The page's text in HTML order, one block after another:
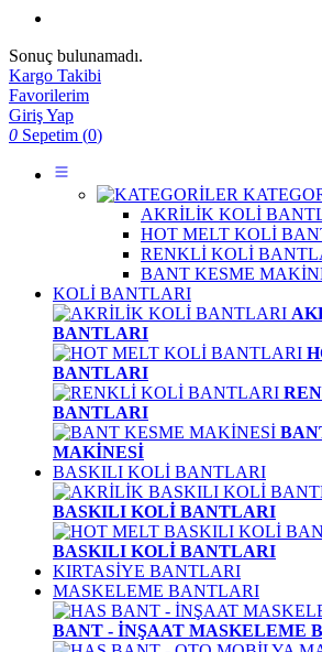
Sonuç bulunamadı.
Kargo Takibi
Favorilerim
Giriş Yap
0 Sepetim (0)
AKRİLİK KOLİ
HOT MELT KOLİ
RENKLİ KOLİ
BANT KESME
KOLİ BANTLARI
BANTLARI
BANTLARI
BANTLARI
MAKİNESİ
BASKILI KOLİ BANTLARI
BASKILI KOLİ BANTLARI
BASKILI KOLİ BANTLARI
KIRTASİYE BANTLARI
MASKELEME BANTLARI
BANT - İNŞAAT MASKELEME